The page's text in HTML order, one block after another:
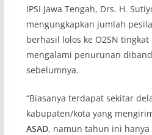
IPSI Jawa Tengah, Drs. H.
mengungkapkan jumlah
berhasil lolos ke O2SN
mengalami penurunan
sebelumnya.
“Biasanya terdapat sekitar
kabupaten/kota yang
ASAD, namun tahun ini